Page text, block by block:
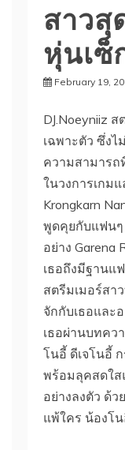
สาวสุ
หุ่นเซ็
February 19,
DJ.Noeyniiz
เฉพาะตัว ซึ่งไ
ความสามารถ
ในวงการเกม
Krongkarn
พูดคุยกับแฟนๆ
อย่าง Garena
เธอถึงมีฐาน
สตรีมเมอร์ส
จักกับเธอและ
เธอผ่านบทคว
โนอี้ ดีเจโนอี้
พร้อมลุคสดใส
อย่างลงตัว ด้
แพ้ใคร น้องโ